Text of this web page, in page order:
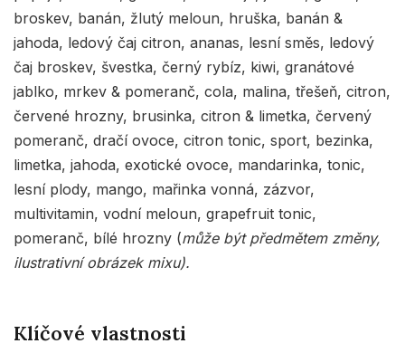
broskev, banán, žlutý meloun, hruška, banán &
jahoda, ledový čaj citron, ananas, lesní směs, ledový
čaj broskev, švestka, černý rybíz, kiwi, granátové
jablko, mrkev & pomeranč, cola, malina, třešeň, citron,
červené hrozny, brusinka, citron & limetka, červený
pomeranč, dračí ovoce, citron tonic, sport, bezinka,
limetka, jahoda, exotické ovoce, mandarinka, tonic,
lesní plody, mango, mařinka vonná, zázvor,
multivitamin, vodní meloun, grapefruit tonic,
pomeranč, bílé hrozny (může být předmětem změny,
ilustrativní obrázek mixu).
Klíčové vlastnosti